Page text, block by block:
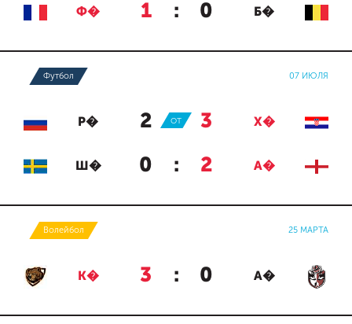
Ф� 1 : 0 Б�
Футбол 07 ИЮЛЯ
Р� 2 : 3 Х�
ОТ
Ш� 0 : 2 А�
Волейбол 25 МАРТА
К� 3 : 0 А�